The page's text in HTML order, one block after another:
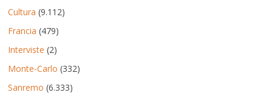
Cultura (9.112)
Francia (479)
Interviste (2)
Monte-Carlo (332)
Sanremo (6.333)